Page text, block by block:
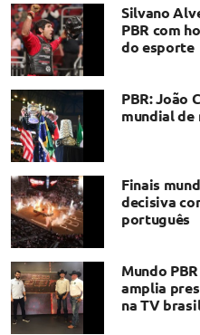
Silvano
PBR com
do esporte
​PBR: João
mundial
Finais
decisiva
português
Mundo
amplia
na TV